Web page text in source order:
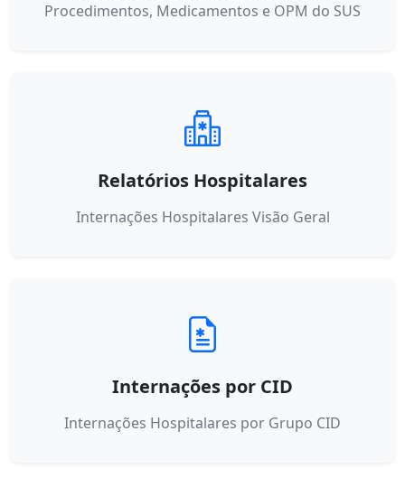
Procedimentos, Medicamentos e OPM do SUS
Relatórios Hospitalares
Internações Hospitalares Visão Geral
Internações por CID
Internações Hospitalares por Grupo CID